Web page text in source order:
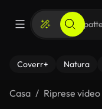
Coverr+ Natura
Casa Riprese